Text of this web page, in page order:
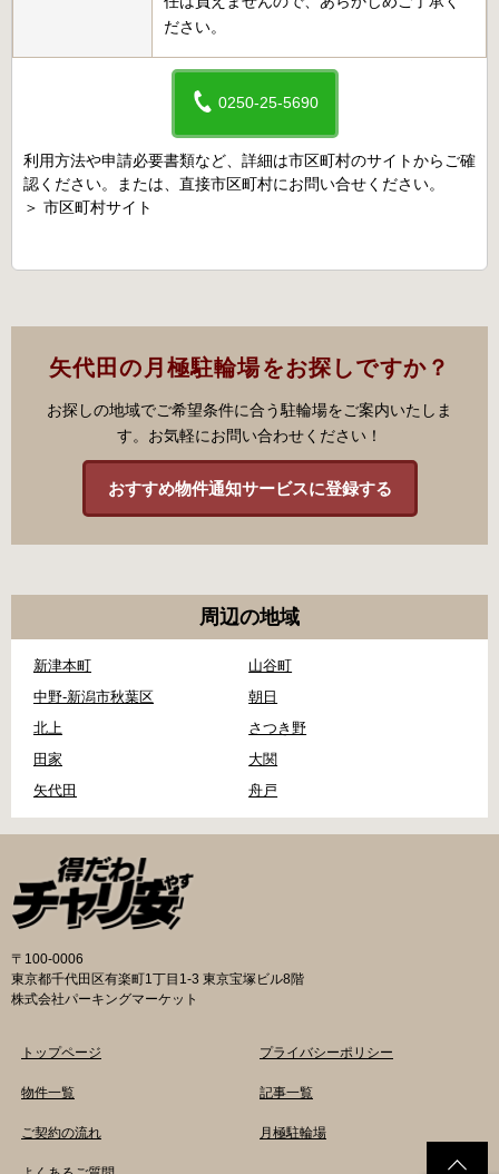
ださい。
0250-25-5690
利用方法や申請必要書類など、詳細は市区町村のサイトからご確
認ください。または、直接市区町村にお問い合せください。
＞ 市区町村サイト
矢代田の月極駐輪場をお探しですか？
お探しの地域でご希望条件に合う駐輪場をご案内いたしま
す。お気軽にお問い合わせください！
おすすめ物件通知サービスに登録する
周辺の地域
新津本町
山谷町
中野-新潟市秋葉区
朝日
北上
さつき野
田家
大関
矢代田
舟戸
〒100-0006
東京都千代田区有楽町1丁目1-3 東京宝塚ビル8階
株式会社パーキングマーケット
トップページ
物件一覧
ご契約の流れ
プライバシーポリシー
記事一覧
月極駐輪場